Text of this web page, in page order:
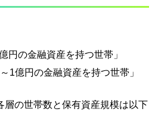
円の金融資産を持つ世帯」
1億円の金融資産を持つ世帯」
層の世帯数と保有資産規模は以下